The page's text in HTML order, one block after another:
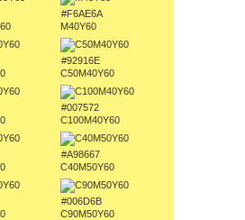
#F6AE6A
M40Y60
#92916E
C50M40Y60
#007572
C100M40Y60
#A98667
C40M50Y60
#006D6B
C90M50Y60